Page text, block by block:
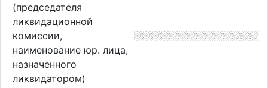
(председателя
ликвидационной
комиссии,
наименование юр. лица,
назначенного
ликвидатором)